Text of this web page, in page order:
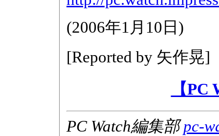
(2006年1月10日 )
[Reported by 矢作晃]
【
PC Watch編集部pc-